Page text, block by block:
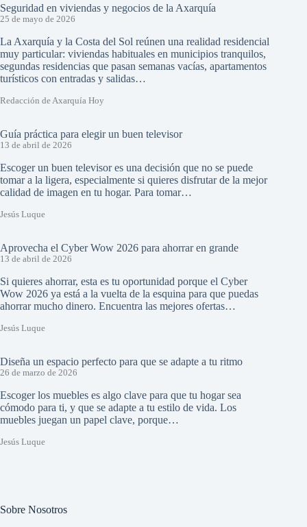
Seguridad en viviendas y negocios de la Axarquía
25 de mayo de 2026
La Axarquía y la Costa del Sol reúnen una realidad residencial
muy particular: viviendas habituales en municipios tranquilos,
segundas residencias que pasan semanas vacías, apartamentos
turísticos con entradas y salidas…
Redacción de Axarquía Hoy
Guía práctica para elegir un buen televisor
13 de abril de 2026
Escoger un buen televisor es una decisión que no se puede
tomar a la ligera, especialmente si quieres disfrutar de la mejor
calidad de imagen en tu hogar. Para tomar…
Jesús Luque
Aprovecha el Cyber Wow 2026 para ahorrar en grande
13 de abril de 2026
Si quieres ahorrar, esta es tu oportunidad porque el Cyber
Wow 2026 ya está a la vuelta de la esquina para que puedas
ahorrar mucho dinero. Encuentra las mejores ofertas…
Jesús Luque
Diseña un espacio perfecto para que se adapte a tu ritmo
26 de marzo de 2026
Escoger los muebles es algo clave para que tu hogar sea
cómodo para ti, y que se adapte a tu estilo de vida. Los
muebles juegan un papel clave, porque…
Jesús Luque
Sobre Nosotros